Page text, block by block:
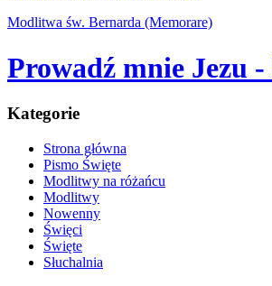
Modlitwa św. Bernarda (Memorare)
Prowadź mnie Jezu
Kategorie
Strona główna
Pismo Święte
Modlitwy na różańcu
Modlitwy
Nowenny
Święci
Święte
Słuchalnia